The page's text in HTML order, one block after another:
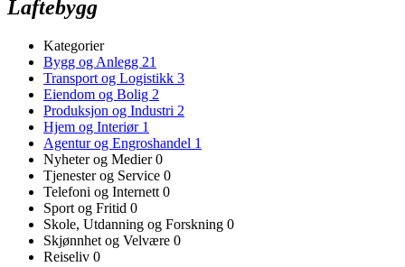
Laftebygg
Kategorier
Bygg og Anlegg 21
Transport og Logistikk 3
Eiendom og Bolig 2
Produksjon og Industri 2
Hjem og Interiør 1
Agentur og Engroshandel 1
Nyheter og Medier0
Tjenester og Service 0
Telefoni og Internett 0
Sport og Fritid 0
Skole, Utdanning og Forskning 0
Skjønnhet og Velvære 0
Reiseliv 0